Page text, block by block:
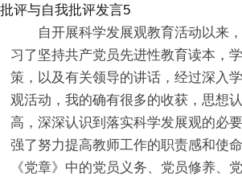
批评与自我批评发言5
自开展科学发展观教育活动以来
习了坚持共产党员先进性教育读本，
策，以及有关领导的讲话，经过深入
观活动，我的确有很多的收获，思想
高，深深认识到落实科学发展观的必
强了努力提高教师工作的职责感和使
《党章》中的党员义务、党员修养、